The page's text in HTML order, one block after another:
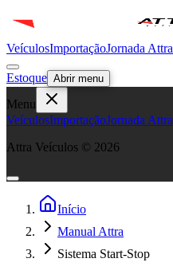
VeículosImportaçãoJornada Attra
Estoque Abrir menu
Menu
VeículosImportaçãoJornada Attra
Attra Veículos © 2026
Início
Manual Attra
Sistema Start-Stop